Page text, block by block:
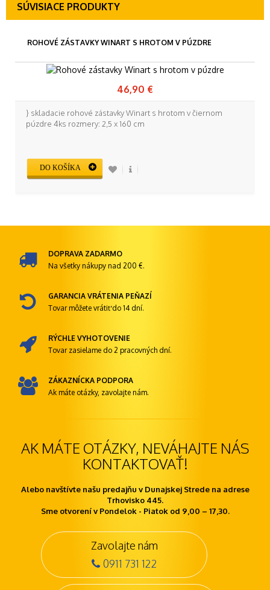
SÚVISIACE PRODUKTY
ROHOVÉ ZÁSTAVKY WINART S HROTOM V PÚZDRE
46,90 €
} skladacie rohové zástavky Winart s hrotom v čiernom
púzdre 4ks rozmery: 2,5 x 160 cm
DO KOŠÍKA
DOPRAVA ZADARMO
Na všetky nákupy nad 200 €.
GARANCIA VRÁTENIA PEŇAZÍ
Tovar môžete vrátiť do 14 dní.
RÝCHLE VYHOTOVENIE
Tovar zasielame do 2 pracovných dní.
ZÁKAZNÍCKA PODPORA
Ak máte otázky, zavolajte nám.
AK MÁTE OTÁZKY, NEVÁHAJTE NÁS
KONTAKTOVAŤ!
Alebo navštívte našu predajňu v Dunajskej Strede na adrese
Trhovisko 445.
Sme otvorení v Pondelok - Piatok od 9,00 – 17,30.
Zavolajte nám
0911 731 122